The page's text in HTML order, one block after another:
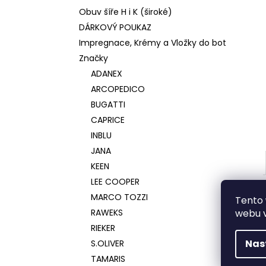
Tento
webu
Obuv šíře H i K (široké)
DÁRKOVÝ POUKAZ
Impregnace, Krémy a Vložky do bot
Značky
ADANEX
ARCOPEDICO
BUGATTI
CAPRICE
INBLU
JANA
KEEN
LEE COOPER
MARCO TOZZI
RAWEKS
RIEKER
S.OLIVER
TAMARIS